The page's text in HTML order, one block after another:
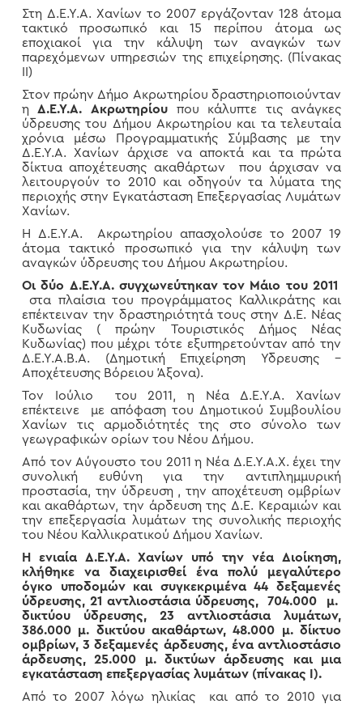
Στη Δ.Ε.Υ.Α. Χανίων το 2007 εργάζονταν 128 άτομα
τακτικό προσωπικό και 15 περίπου άτομα ως
εποχιακοί για την κάλυψη των αναγκών των
παρεχόμενων υπηρεσιών της επιχείρησης. (Πίνακας
ΙΙ)
Στον πρώην Δήμο Ακρωτηρίου δραστηριοποιούνταν
ηΔ.Ε.Υ.Α. Ακρωτηρίουπου κάλυπτε τις ανάγκες
ύδρευσης του Δήμου Ακρωτηρίου και τα τελευταία
χρόνια μέσω Προγραμματικής Σύμβασης με την
Δ.Ε.Υ.Α. Χανίων άρχισε να αποκτά και τα πρώτα
δίκτυα αποχέτευσης ακαθάρτων που άρχισαν να
λειτουργούν το 2010 και οδηγούν τα λύματα της
περιοχής στην Εγκατάσταση Επεξεργασίας Λυμάτων
Χανίων.
Η Δ.Ε.Υ.Α. Ακρωτηρίου απασχολούσε το 2007 19
άτομα τακτικό προσωπικό για την κάλυψη των
αναγκών ύδρευσης του Δήμου Ακρωτηρίου.
Οι δύο Δ.Ε.Υ.Α. συγχωνεύτηκαν τον Μάιο του 2011
στα πλαίσια του προγράμματος Καλλικράτης και
επέκτειναν την δραστηριότητά τους στην Δ.Ε. Νέας
Κυδωνίας ( πρώην Τουριστικός Δήμος Νέας
Κυδωνίας) που μέχρι τότε εξυπηρετούνταν από την
Δ.Ε.Υ.Α.Β.Α. (Δημοτική Επιχείρηση Υδρευσης –
Αποχέτευσης Βόρειου Άξονα).
Τον Ιούλιο του 2011, η Νέα Δ.Ε.Υ.Α. Χανίων
επέκτεινε με απόφαση του Δημοτικού Συμβουλίου
Χανίων τις αρμοδιότητές της στο σύνολο των
γεωγραφικών ορίων του Νέου Δήμου.
Από τον Αύγουστο του 2011 η Νέα Δ.Ε.Υ.Α.Χ. έχει την
συνολική ευθύνη για την αντιπλημμυρική
προστασία, την ύδρευση , την αποχέτευση ομβρίων
και ακαθάρτων, την άρδευση της Δ.Ε. Κεραμιών και
την επεξεργασία λυμάτων της συνολικής περιοχής
του Νέου Καλλικρατικού Δήμου Χανίων.
Η ενιαία Δ.Ε.Υ.Α. Χανίων υπό την νέα Διοίκηση,
κλήθηκε να διαχειρισθεί ένα πολύ μεγαλύτερο
όγκο υποδομών και συγκεκριμένα 44 δεξαμενές
ύδρευσης, 21 αντλιοστάσια ύδρευσης, 704.000 μ.
δικτύου ύδρευσης, 23 αντλιοστάσια λυμάτων,
386.000 μ. δικτύου ακαθάρτων, 48.000 μ. δίκτυο
ομβρίων, 3 δεξαμενές άρδευσης, ένα αντλιοστάσιο
άρδευσης, 25.000 μ. δικτύων άρδευσης και μια
εγκατάσταση επεξεργασίας λυμάτων (πίνακας Ι).
Από το 2007 λόγω ηλικίας και από το 2010 για